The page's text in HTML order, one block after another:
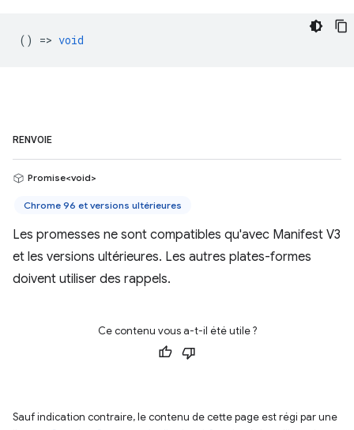
() => void
RENVOIE
Promise<void>
Chrome 96 et versions ultérieures
Les promesses ne sont compatibles qu'avec Manifest V3
et les versions ultérieures. Les autres plates-formes
doivent utiliser des rappels.
Ce contenu vous a-t-il été utile ?
Sauf indication contraire, le contenu de cette page est régi par une